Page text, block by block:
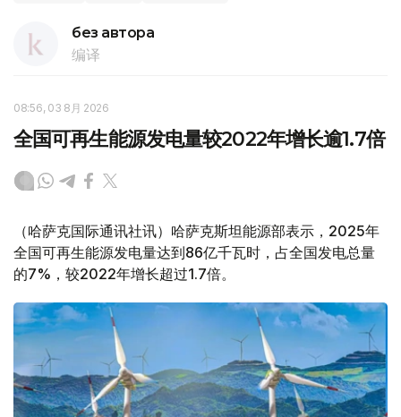
без автора
编译
08:56, 03 8月 2026
全国可再生能源发电量较2022年增长逾1.7倍
（哈萨克国际通讯社讯）哈萨克斯坦能源部表示，2025年
全国可再生能源发电量达到86亿千瓦时，占全国发电总量
的7%，较2022年增长超过1.7倍。